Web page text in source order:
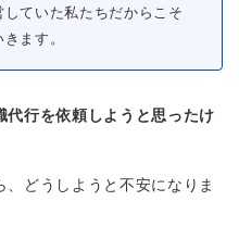
ていた私たちだからこそ
ます。
代行を依頼しようと思ったけ
どうしようと不安になりま